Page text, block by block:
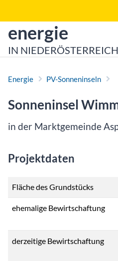
zur Startseite von
energie
IN NIEDERÖSTERREICH
Energie PV-Sonneninseln
Sonneninsel
in der Marktgemeinde
Projektdaten
Fläche des Grundstücks
ehemalige Bewirtschaftung
derzeitige Bewirtschaftung